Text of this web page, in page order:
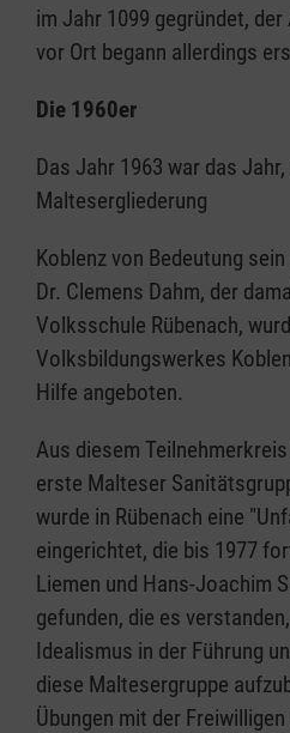
im Jahr 1099 gegründet,
vor Ort begann allerdings
Die 1960er
Das Jahr 1963 war das
Maltesergliederung
Koblenz von Bedeutung
Dr. Clemens Dahm, der
Volksschule Rübenach,
Volksbildungswerkes
Hilfe angeboten.
Aus diesem
erste Malteser
wurde in Rübenach eine
eingerichtet, die bis 1977
Liemen und Hans-Joachim
gefunden, die es
Idealismus in der Führung
diese Maltesergruppe
Übungen mit der